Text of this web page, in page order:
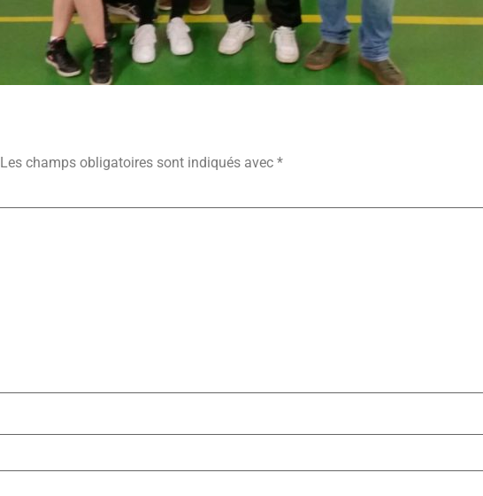
Les champs obligatoires sont indiqués avec *